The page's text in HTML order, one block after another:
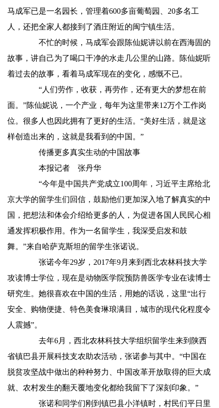
马成军已是一名园长，管理着600多亩葡萄园、20多名工
人，还把全家人都接到了酒庄附近的闽宁镇生活。
不忙的时候，马成军会跟陈仙妮讲以前在西海固的
故事，讲自己为了喝口干净的水走几公里的山路。陈仙妮听
着过去的故事，看着马成军现在的变化，感慨不已。
“人们劳作，收获，再劳作，还有更大的梦想在前
面。”陈仙妮说，一个产业，每年为这里带来12万个工作岗
位。很多人也因此拥有了更好的生活。“美好生活，就是这
样创造出来的，这就是我看到的中国。”
传播更多真实生动的中国故事
本报记者 张丹华
“今年是中国共产党成立100周年，习近平主席给北
京大学的留学生们回信，鼓励他们更加深入地了解真实的中
国，把想法和体会介绍给更多的人，为促进各国人民民心相
通发挥积极作用。作为一名留学生，我深受启发和鼓
舞。”来自哈萨克斯坦的留学生张诺说。
张诺今年29岁，2017年9月来到西北农林科技大学
攻读博士学位，现在是动物医学院预防兽医学专业在读博士
研究生。她很喜欢在中国的生活，用她的话说，这里“出行
安全、购物便捷、特色美食琳琅满目，城市的现代化程度令
人震撼”。
去年6月，西北农林科技大学组织留学生来到陕西
省镇巴县开展科技支农助农活动，张诺参与其中。“中国在
脱贫攻坚战中做出的种种努力、中国改革开放取得的巨大成
就、农村发生的翻天覆地变化都给我留下了深刻印象。”
张诺和同学们刚到镇巴县小洋镇时，村民们平日里